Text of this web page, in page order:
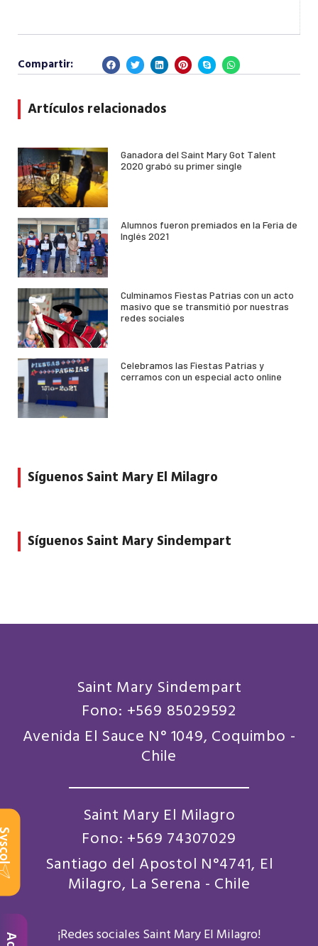
Compartir:
Artículos relacionados
Ganadora del Saint Mary Got Talent
2020 grabó su primer single
Alumnos fueron premiados en la Feria de
Inglés 2021
Culminamos Fiestas Patrias con un acto
masivo que se transmitió por nuestras
redes sociales
Celebramos las Fiestas Patrias y
cerramos con un especial acto online
Síguenos Saint Mary El Milagro
Síguenos Saint Mary Sindempart
Saint Mary Sindempart
Fono: +569 85029592
Avenida El Sauce N° 1049, Coquimbo -
Chile
Saint Mary El Milagro
Fono: +569 74307029
Santiago del Apostol N°4741, El
Milagro, La Serena - Chile
¡Redes sociales Saint Mary El Milagro!